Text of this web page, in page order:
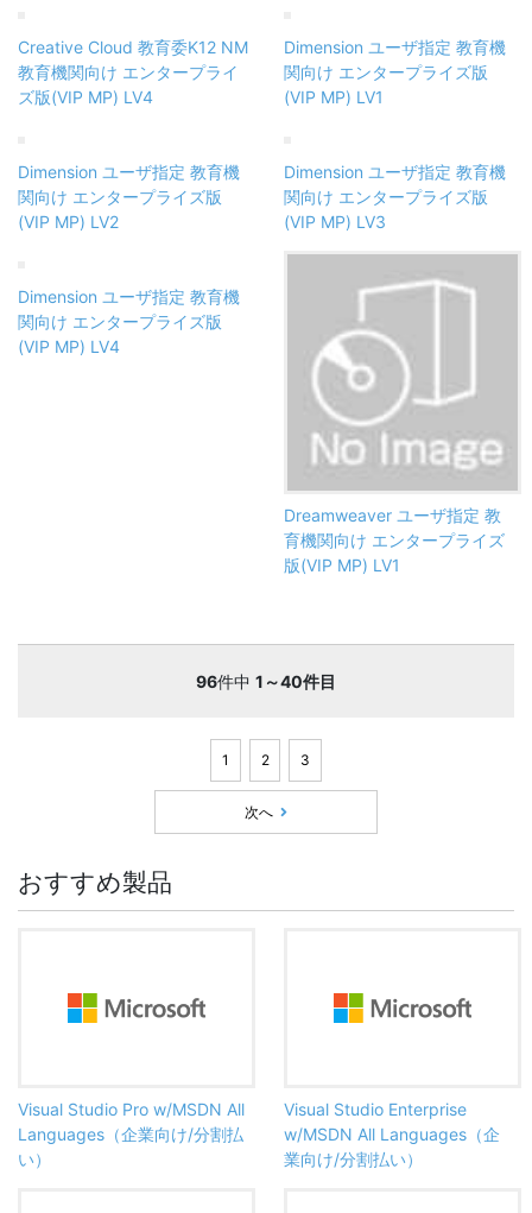
Creative Cloud 教育委K12 NM
教育機関向け エンタープライ
ズ版(VIP MP) LV4
Dimension ユーザ指定 教育機
関向け エンタープライズ版
(VIP MP) LV1
Dimension ユーザ指定 教育機
関向け エンタープライズ版
(VIP MP) LV2
Dimension ユーザ指定 教育機
関向け エンタープライズ版
(VIP MP) LV3
Dimension ユーザ指定 教育機
関向け エンタープライズ版
(VIP MP) LV4
Dreamweaver ユーザ指定 教
育機関向け エンタープライズ
版(VIP MP) LV1
96件中 1～40件目
1 2 3
次へ
おすすめ製品
Visual Studio Pro w/MSDN All
Languages（企業向け/分割払
い）
Visual Studio Enterprise
w/MSDN All Languages（企
業向け/分割払い）